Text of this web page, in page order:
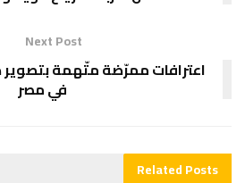
Next Post
اعترافات ممرّضة متّهمة بتصوير
في مصر
RelatedPosts